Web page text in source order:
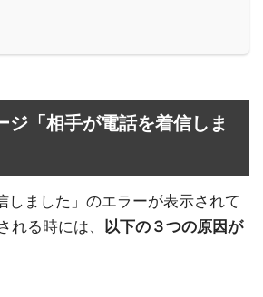
ジ「相手が電話を着信しま
しました」のエラーが表示されて
れる時には、 以下の３つの原因が